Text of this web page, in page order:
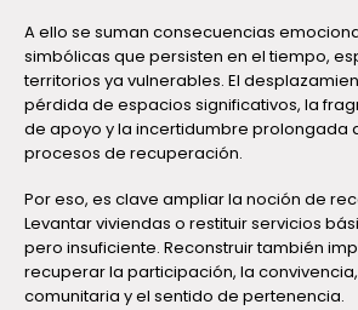
A ello se suman consecuencias
simbólicas que persisten en el tiempo,
territorios ya vulnerables. El
pérdida de espacios significativos, la
de apoyo y la incertidumbre prolongada
procesos de recuperación.
Por eso, es clave ampliar la noción de
Levantar viviendas o restituir servicios
pero insuficiente. Reconstruir también
recuperar la participación, la
comunitaria y el sentido de pertenencia.